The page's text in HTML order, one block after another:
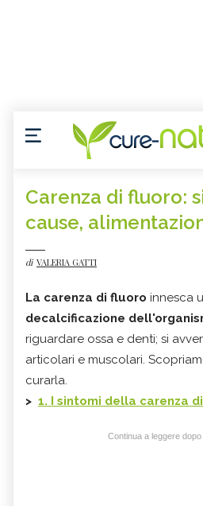
Carenza di fluoro:
cause,
di VALERIA GATTI
La carenza di fluoro innesca
decalcificazione
riguardare ossa e denti; si
articolari e muscolari.
curarla.
> 1. I sintomi della carenza
Continua a leggere dopo